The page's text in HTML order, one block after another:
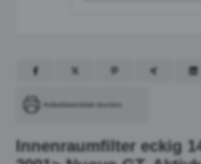
Artikeldatenblatt drucken
Innenraumfilter eckig